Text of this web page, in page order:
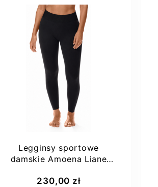
Legginsy sportowe
damskie Amoena Liane
230,00 zł